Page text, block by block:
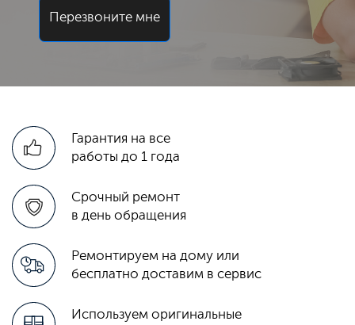
Перезвоните мне
Гарантия на все
работы до 1 года
Срочный ремонт
в день обращения
Ремонтируем на дому или
бесплатно доставим в сервис
Используем оригинальные